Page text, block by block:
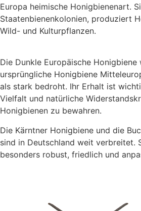
Europa heimische Honigbienenart.
Staatenbienenkolonien, produziert
Wild- und Kulturpflanzen.
Die Dunkle Europäische Honigbiene
ursprüngliche Honigbiene
als stark bedroht. Ihr Erhalt ist
Vielfalt und natürliche
Honigbienen zu bewahren.
Die Kärntner Honigbiene und die
sind in Deutschland weit verbreitet.
besonders robust, friedlich und